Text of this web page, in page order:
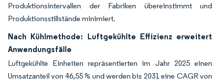
Produktionsintervallen der Fabriken übereinstimmt und
Produktionsstillstände minimiert.
Nach Kühlmethode: Luftgekühlte Effizienz erweitert
Anwendungsfälle
Luftgekühlte Einheiten repräsentierten im Jahr 2025 einen
Umsatzanteil von 46,55 % und werden bis 2031 eine CAGR von